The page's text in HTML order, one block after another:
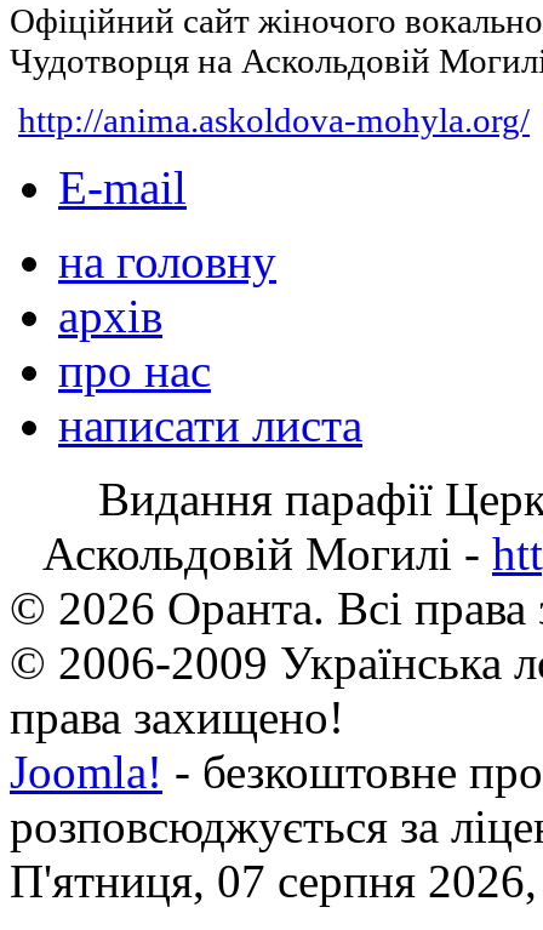
Офіційний сайт жіночого
Чудотворця на Аскольдовій
http://anima.askoldova-mohyla.org/
E-mail
на головну
архів
про нас
написати листа
Видання парафії
Аскольдовій Могилі -
© 2026 Оранта. Всі
© 2006-2009 Українська
права захищено!
Joomla! - безкоштовне
розповсюджується за
П'ятниця, 07 серпня